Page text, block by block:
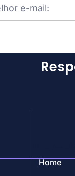
Nosso
Home